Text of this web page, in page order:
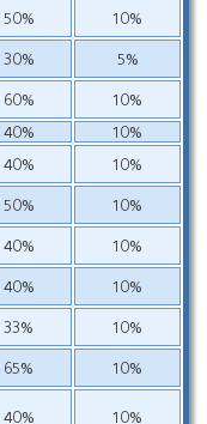
50%
10%
30%
5%
60%
10%
40%
10%
40%
10%
50%
10%
40%
10%
40%
10%
33%
10%
65% 10%
40% 10%